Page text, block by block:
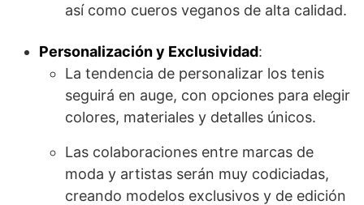
así como cueros veganos de alta calidad.
Personalización y Exclusividad:
La tendencia de personalizar los tenis
seguirá en auge, con opciones para elegir
colores, materiales y detalles únicos.
Las colaboraciones entre marcas de
moda y artistas serán muy codiciadas,
creando modelos exclusivos y de edición